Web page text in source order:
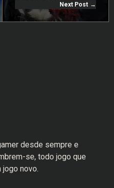
Next Post
desde sempre e
se, todo jogo que
jogo novo.